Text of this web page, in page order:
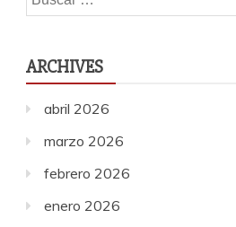
ARCHIVES
abril 2026
marzo 2026
febrero 2026
enero 2026